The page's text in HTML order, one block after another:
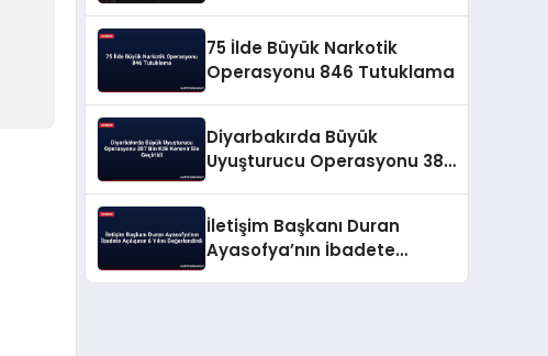
75 İlde Büyük Narkotik
Operasyonu 846 Tutuklama
Diyarbakırda Büyük
Uyuşturucu Operasyonu 387
İletişim Başkanı Duran
Ayasofya’nın İbadete